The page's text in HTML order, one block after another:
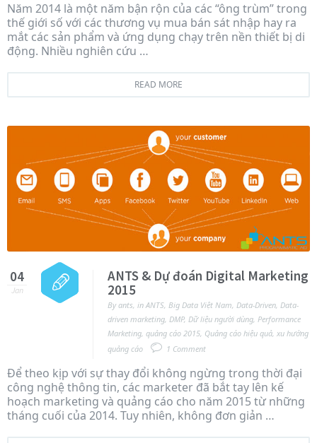
Năm 2014 là một năm bận rộn của các “ông trùm” trong
thế giới số với các thương vụ mua bán sát nhập hay ra
mắt các sản phẩm và ứng dụng chạy trên nền thiết bị di
động. Nhiều nghiên cứu …
READ MORE
04
Jan
ANTS & Dự đoán Digital Marketing
2015
Byants, inANTS, Big Data Việt Nam, Data-Driven, Data-
driven marketing, DMP, Dữ liệu người dùng, Performance
Marketing, quảng cáo 2015, Quảng cáo hiệu quả, xu hướng
quảng cáo
1 Comment
Để theo kịp với sự thay đổi không ngừng trong thời đại
công nghệ thông tin, các marketer đã bắt tay lên kế
hoạch marketing và quảng cáo cho năm 2015 từ những
tháng cuối của 2014. Tuy nhiên, không đơn giản …